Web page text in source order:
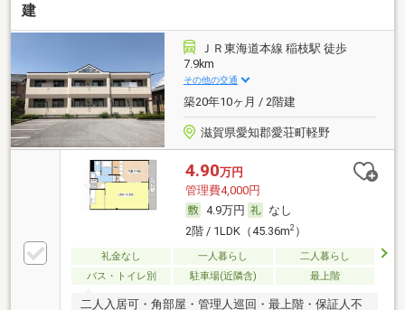
建
ＪＲ東海道本線 稲枝駅 徒歩
7.9km
その他の交通
築20年10ヶ月 / 2階建
滋賀県愛知郡愛荘町軽野
4.90万円
管理費4,000円
4.9万円
なし
2階 / 1LDK（45.36m2）
礼金なし 一人暮らし
二人暮らし
バス・トイレ別
駐車場(近隣含) 最上階
二人入居可・角部屋・管理人巡回・最上階・保証人不